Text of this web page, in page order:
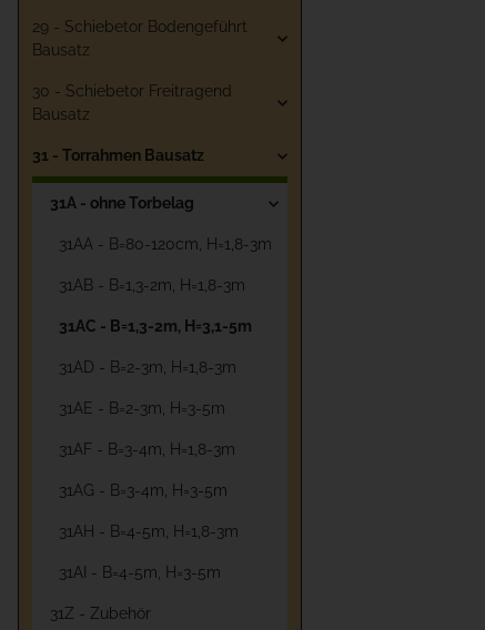
29 - Schiebetor Bodengeführt
Bausatz
30 - Schiebetor Freitragend
Bausatz
31 - Torrahmen Bausatz
31A - ohne Torbelag
31AA - B=80-120cm, H=1,8-3m
31AB - B=1,3-2m, H=1,8-3m
31AC - B=1,3-2m, H=3,1-5m
31AD - B=2-3m, H=1,8-3m
31AE - B=2-3m, H=3-5m
31AF - B=3-4m, H=1,8-3m
31AG - B=3-4m, H=3-5m
31AH - B=4-5m, H=1,8-3m
31AI - B=4-5m, H=3-5m
31Z - Zubehör